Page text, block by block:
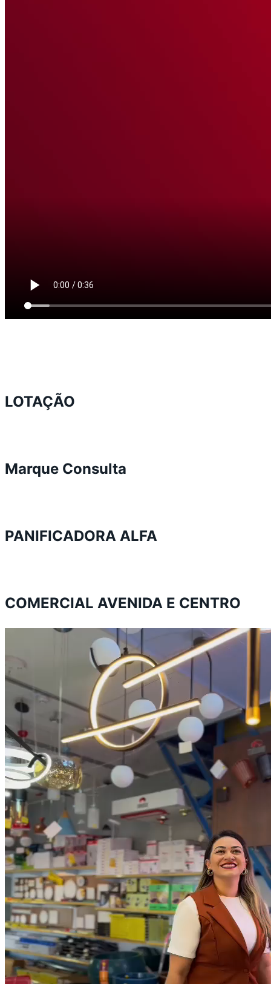
LOTAÇÃO
Marque Consulta
PANIFICADORA ALFA
COMERCIAL AVENIDA E CENTRO